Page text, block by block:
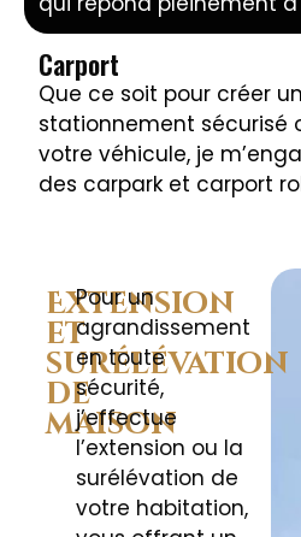
Carport
Que ce soit pour créer
stationnement sécurisé
votre véhicule, je
des carpark et carport
Extension
et
surélévation
de
maison
Pour un
agrandissement
en toute
sécurité,
j’effectue
l’extension ou la
surélévation de
votre habitation,